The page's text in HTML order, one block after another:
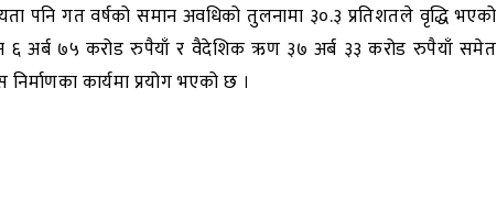
पनि गत वर्षको समान अवधिको तुलनामा ३०.३ प्रतिशतले वृद्धि भएको
६ अर्ब ७५ करोड रुपैयाँ र वैदेशिक ऋण ३७ अर्ब ३३ करोड रुपैयाँ समेत
कार्यमा प्रयोग भएको छ ।